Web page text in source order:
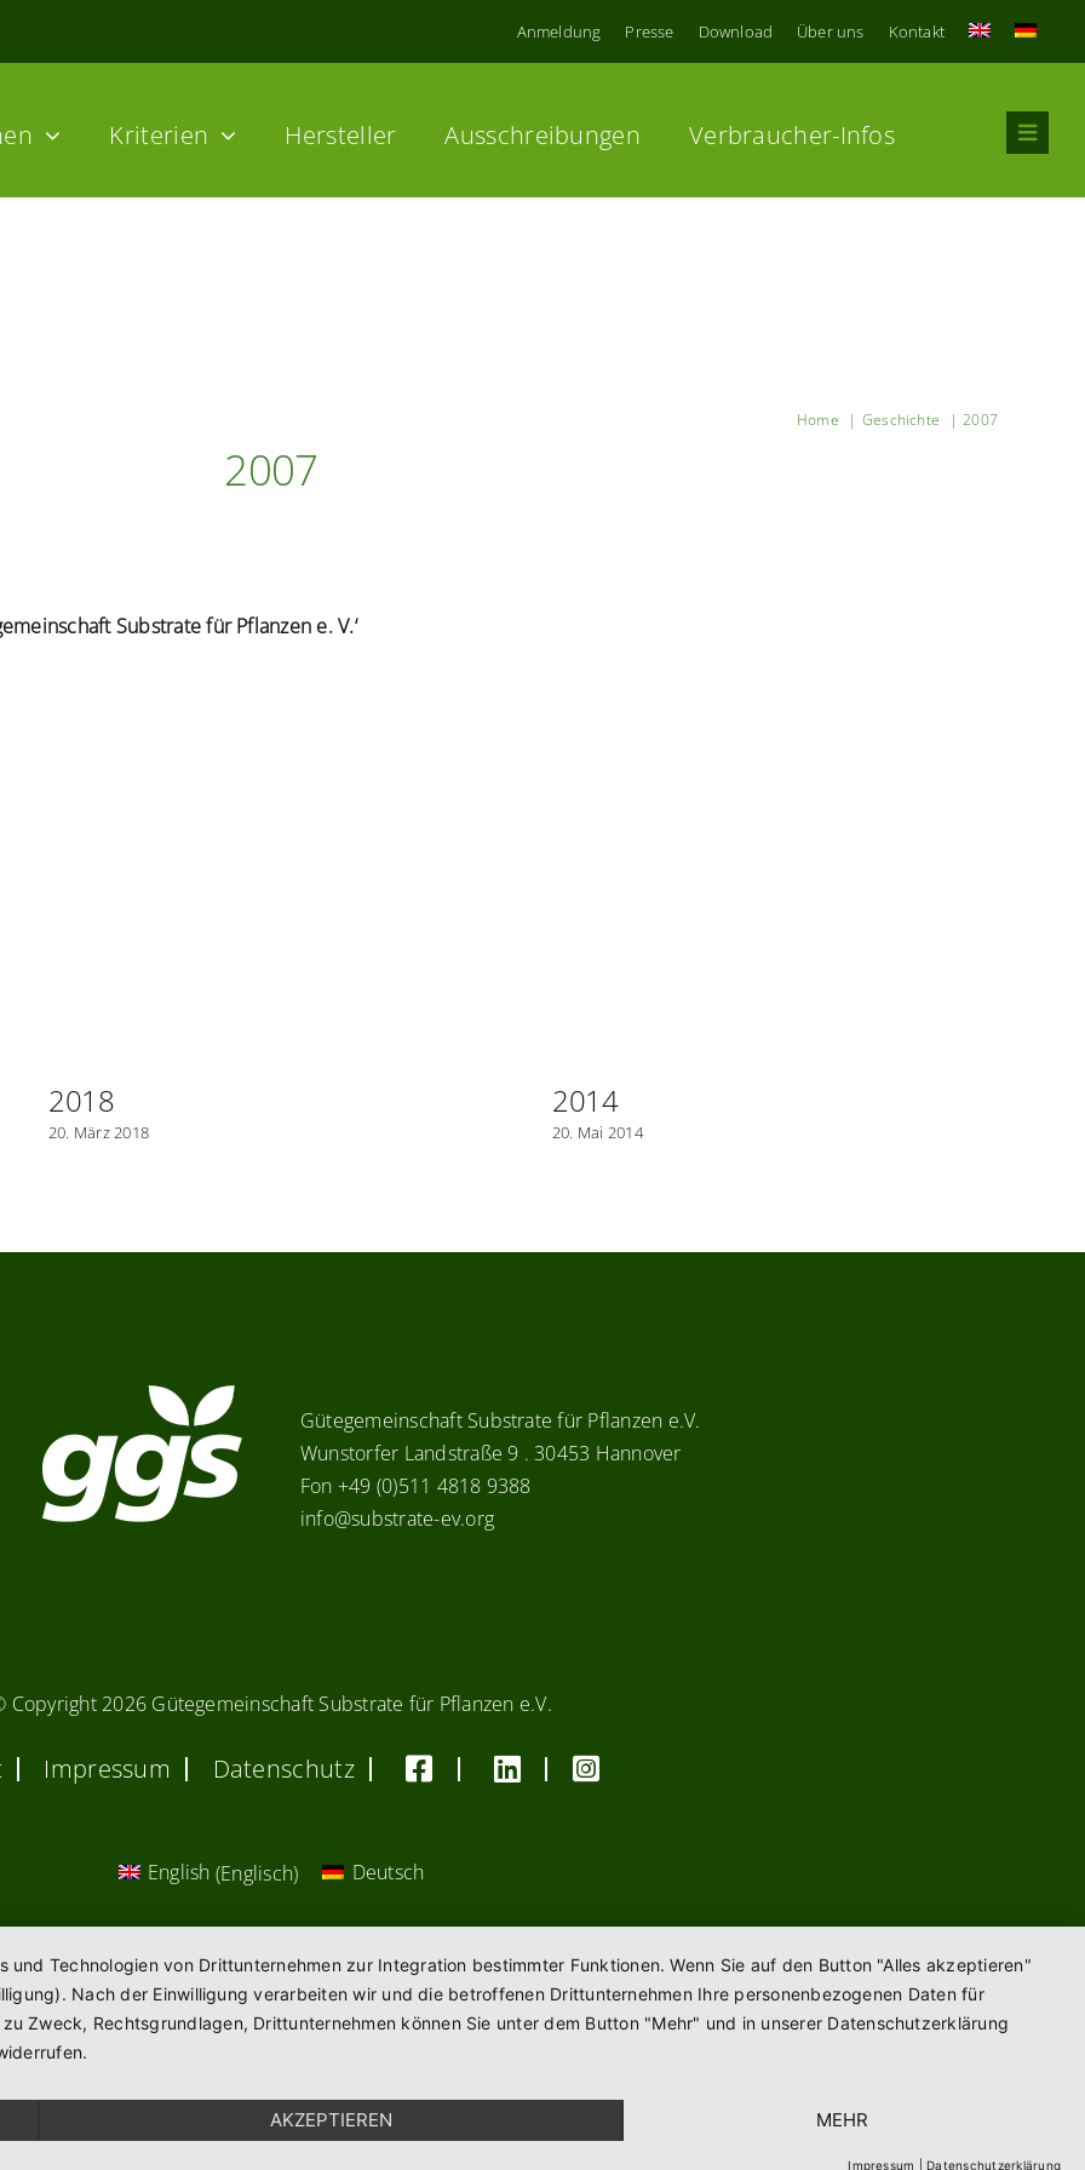
Anmeldung Presse Download Über uns Kontakt
Kriterien Hersteller Ausschreibungen Verbraucher-Infos
Home Geschichte 2007
2007
Substrate für Pflanzen e. V.‘
2018
20. März 2018
2014
20. Mai 2014
Gütegemeinschaft Substrate für Pflanzen e.V.
Wunstorfer Landstraße 9 . 30453 Hannover
Fon +49 (0)511 4818 9388
info@substrate-ev.org
Copyright 2026 Gütegemeinschaft Substrate für Pflanzen e.V.
Impressum Datenschutz
English (Englisch) Deutsch
Technologien von Drittunternehmen zur Integration bestimmter Funktionen. Wenn Sie auf den Button "Alles akzeptieren"
Nach der Einwilligung verarbeiten wir und die betroffenen Drittunternehmen Ihre personenbezogenen Daten für
Zweck, Rechtsgrundlagen, Drittunternehmen können Sie unter dem Button "Mehr" und in unserer Datenschutzerklärung
AKZEPTIEREN MEHR
Impressum Datenschutzerklärung